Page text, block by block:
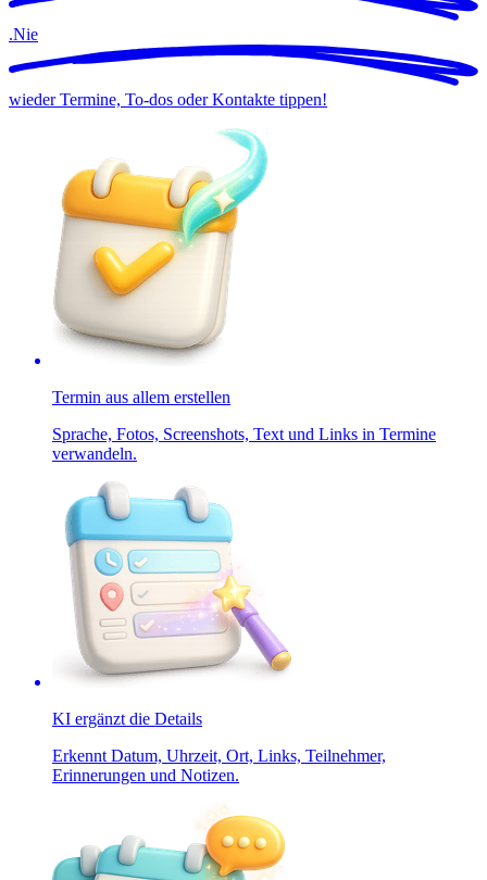
.Nie
wieder Termine, To-dos oder Kontakte tippen!
Termin aus allem erstellen
Sprache, Fotos, Screenshots, Text und Links in Termine
verwandeln.
KI ergänzt die Details
Erkennt Datum, Uhrzeit, Ort, Links, Teilnehmer,
Erinnerungen und Notizen.